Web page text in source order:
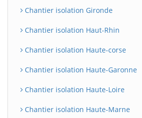
Chantier isolation Gironde
Chantier isolation Haut-Rhin
Chantier isolation Haute-corse
Chantier isolation Haute-Garonne
Chantier isolation Haute-Loire
Chantier isolation Haute-Marne